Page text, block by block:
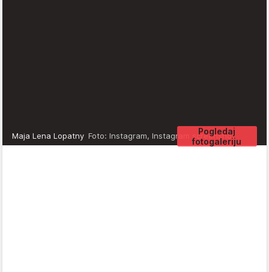
Pogledaj
fotogaleriju
Maja Lena Lopatny Foto: Instagram, Instagram screenshot